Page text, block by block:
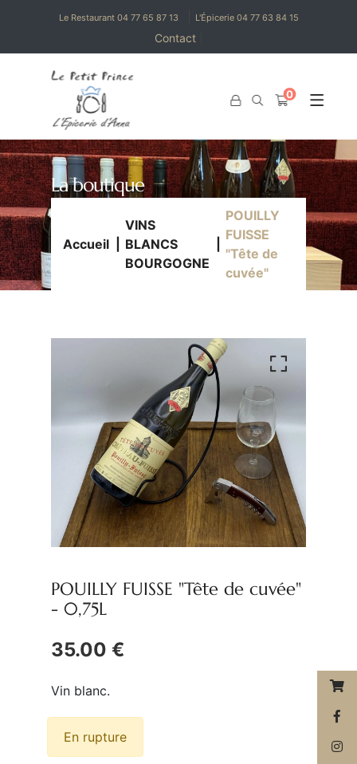
Le Restaurant 04 77 65 87 13 L'Épicerie 04 77 63 84 15
Contact
0
La boutique
Accueil
VINS
BLANCS
BOURGOGNE
POUILLY
FUISSE
"Tête de
cuvée"
POUILLY FUISSE "Tête de cuvée"
- 0,75L
35.00 €
Vin blanc.
En rupture